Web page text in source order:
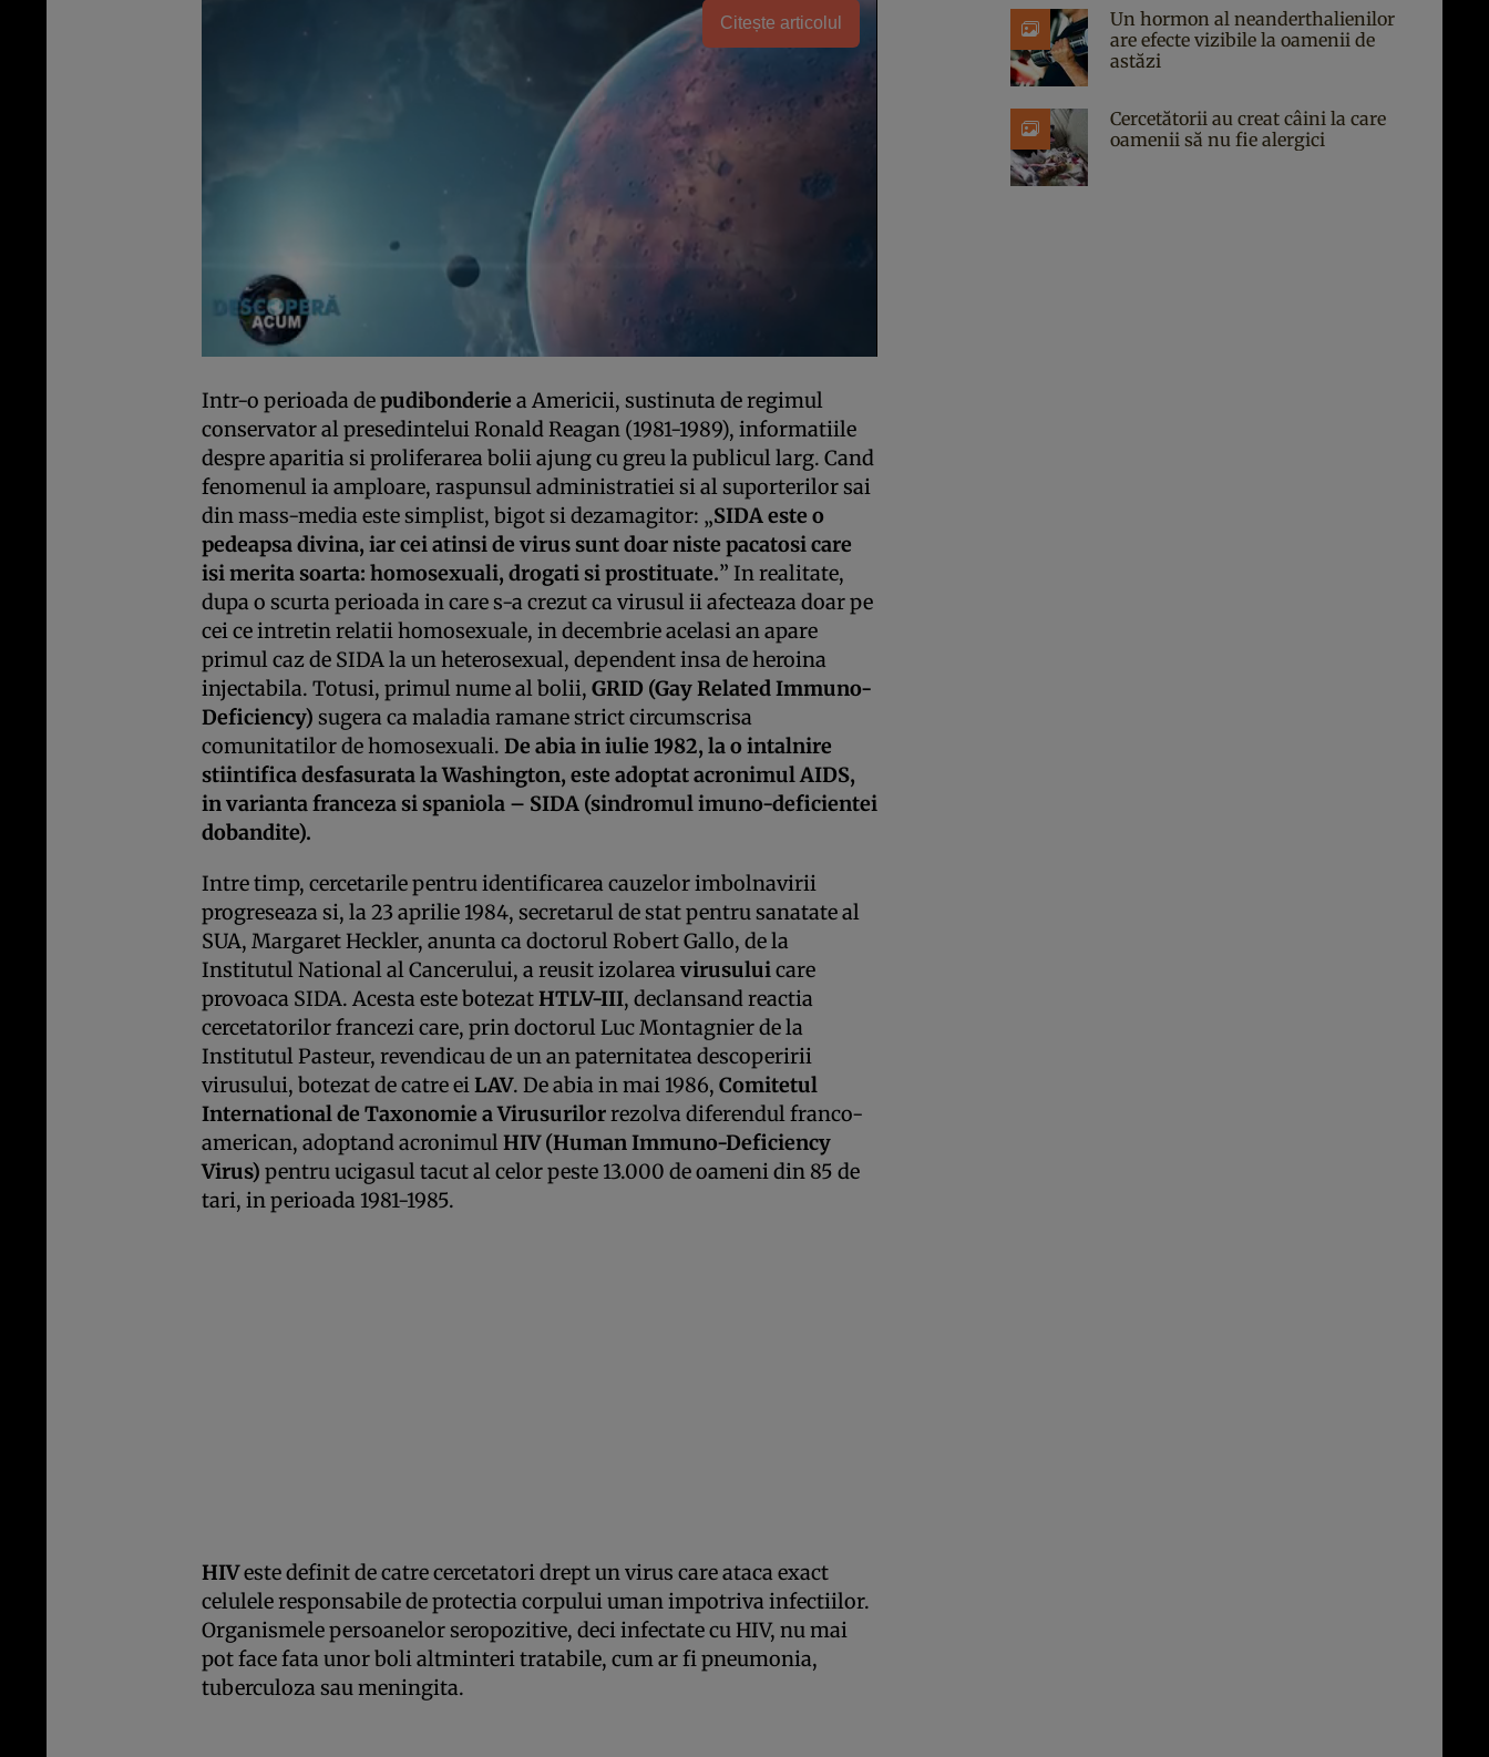
Citește articolul
Intr-o perioada depudibonderie a Americii, sustinuta de regimul
conservator al presedintelui Ronald Reagan (1981-1989), informatiile
despre aparitia si proliferarea bolii ajung cu greu la publicul larg. Cand
fenomenul ia amploare, raspunsul administratiei si al suporterilor sai
din mass-media este simplist, bigot si dezamagitor: „SIDA este o
pedeapsa divina, iar cei atinsi de virus sunt doar niste pacatosi care
isi merita soarta: homosexuali, drogati si prostituate.” In realitate,
dupa o scurta perioada in care s-a crezut ca virusul ii afecteaza doar pe
cei ce intretin relatii homosexuale, in decembrie acelasi an apare
primul caz de SIDA la un heterosexual, dependent insa de heroina
injectabila. Totusi, primul nume al bolii, GRID (Gay Related Immuno-
Deficiency) sugera ca maladia ramane strict circumscrisa
comunitatilor de homosexuali. De abia in iulie 1982, la o intalnire
stiintifica desfasurata la Washington, este adoptat acronimul AIDS,
in varianta franceza si spaniola – SIDA (sindromul imuno-deficientei
dobandite).
Intre timp, cercetarile pentru identificarea cauzelor imbolnavirii
progreseaza si, la 23 aprilie 1984, secretarul de stat pentru sanatate al
SUA, Margaret Heckler, anunta ca doctorul Robert Gallo, de la
Institutul National al Cancerului, a reusit izolareavirusuluicare
provoaca SIDA. Acesta este botezatHTLV-III, declansand reactia
cercetatorilor francezi care, prin doctorul Luc Montagnier de la
Institutul Pasteur, revendicau de un an paternitatea descoperirii
virusului, botezat de catre eiLAV. De abia in mai 1986, Comitetul
International de Taxonomie a Virusurilorrezolva diferendul franco-
american, adoptand acronimulHIV (Human Immuno-Deficiency
Virus) pentru ucigasul tacut al celor peste 13.000 de oameni din 85 de
tari, in perioada 1981-1985.
HIVeste definit de catre cercetatori drept un virus care ataca exact
celulele responsabile de protectia corpului uman impotriva infectiilor.
Organismele persoanelor seropozitive, deci infectate cu HIV, nu mai
pot face fata unor boli altminteri tratabile, cum ar fi pneumonia,
tuberculoza sau meningita.
Un hormon al neanderthalienilor
are efecte vizibile la oamenii de
astăzi
Cercetătorii au creat câini la care
oamenii să nu fie alergici